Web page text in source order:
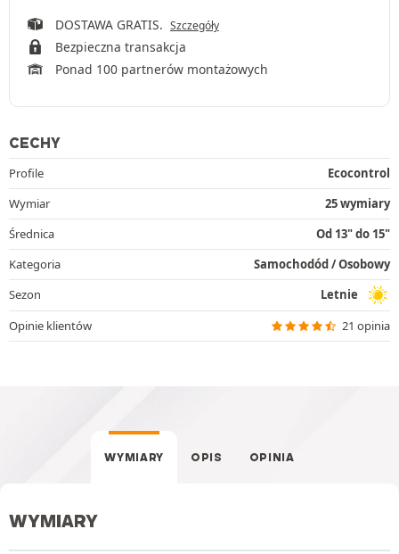
DOSTAWA GRATIS. Szczegóły
Bezpieczna transakcja
Ponad 100 partnerów montażowych
CECHY
Profile
Ecocontrol
Wymiar
25 wymiary
Średnica
Od 13" do 15"
Kategoria
Samochodód / Osobowy
Sezon
Letnie
Opinie klientów
21 opinia
WYMIARY OPIS OPINIA
WYMIARY